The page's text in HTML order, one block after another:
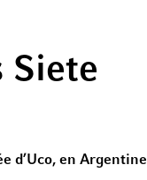
Siete
d’Uco, en Argentine